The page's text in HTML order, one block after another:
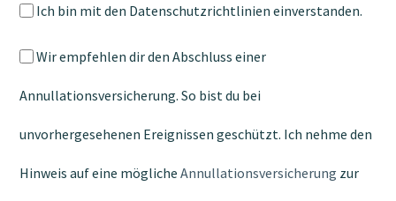
Ich bin mit den Datenschutzrichtlinien einverstanden.
Wir empfehlen dir den Abschluss einer
Annullationsversicherung. So bist du bei
unvorhergesehenen Ereignissen geschützt. Ich nehme den
Hinweis auf eine möglicheAnnullationsversicherung zur